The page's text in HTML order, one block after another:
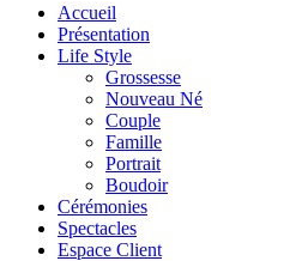
Accueil
Présentation
Life Style
Grossesse
Nouveau Né
Couple
Famille
Portrait
Boudoir
Cérémonies
Spectacles
Espace Client